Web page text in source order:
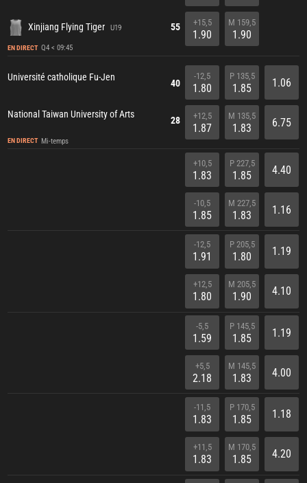
Xinjiang Flying Tiger U19
EN DIRECT Q4 < 09:45
55 +15,5
1.90
M 159,5
1.90
Université catholique Fu-Jen
National Taiwan University of Arts
EN DIRECT Mi-temps
40
28
-12,5
1.80
+12,5
1.87
P 135,5
1.85
M 135,5
1.83
1.06
6.75
+10,5
1.83
-10,5
1.85
P 227,5
1.85
M 227,5
1.83
4.40
1.16
-12,5
1.91
+12,5
1.80
P 205,5
1.80
M 205,5
1.90
1.19
4.10
-5,5
1.59
+5,5
2.18
P 145,5
1.85
M 145,5
1.83
1.19
4.00
-11,5
1.83
+11,5
1.83
P 170,5
1.85
M 170,5
1.85
1.18
4.20